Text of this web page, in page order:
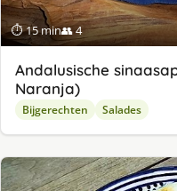
⏱ 15 min👥 4
Andalusische
Naranja)
Bijgerechten Salades